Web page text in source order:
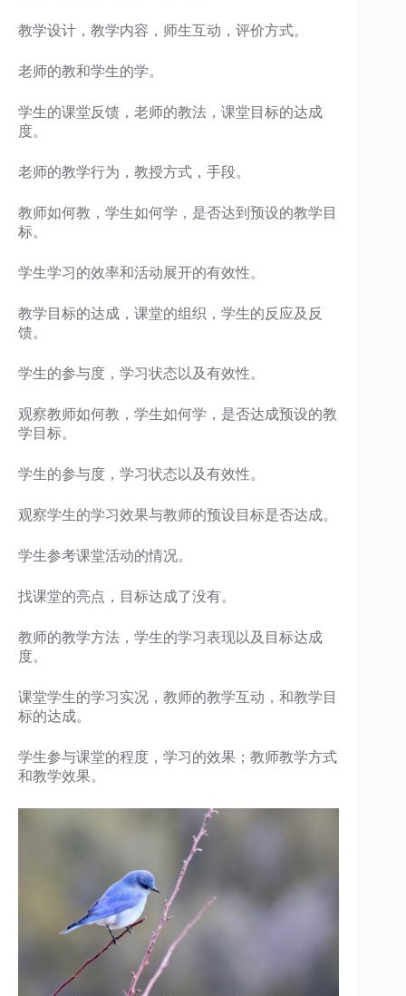
教学设计，教学内容，师生互动，评价方式。
老师的教和学生的学。
学生的课堂反馈，老师的教法，课堂目标的达成
度。
老师的教学行为，教授方式，手段。
教师如何教，学生如何学，是否达到预设的教学目
标。
学生学习的效率和活动展开的有效性。
教学目标的达成，课堂的组织，学生的反应及反
馈。
学生的参与度，学习状态以及有效性。
观察教师如何教，学生如何学，是否达成预设的教
学目标。
学生的参与度，学习状态以及有效性。
观察学生的学习效果与教师的预设目标是否达成。
学生参考课堂活动的情况。
找课堂的亮点，目标达成了没有。
教师的教学方法，学生的学习表现以及目标达成
度。
课堂学生的学习实况，教师的教学互动，和教学目
标的达成。
学生参与课堂的程度，学习的效果；教师教学方式
和教学效果。